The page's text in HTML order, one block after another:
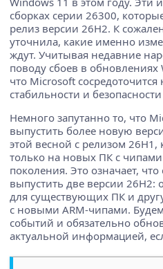
сборках серии 26300,
релиз версии 26H2. К
уточнила, какие именно
ждут. Учитывая недавние
поводу сбоев в обновлениях
что Microsoft
стабильности и
Немного запутанно то, что
выпустить более новую
этой весной с релизом 26H1,
только на новых ПК с
поколения. Это означает,
выпустить две версии 26H2:
для существующих ПК и
с новыми ARM-чипами.
событий и обязательно
актуальной информацией,